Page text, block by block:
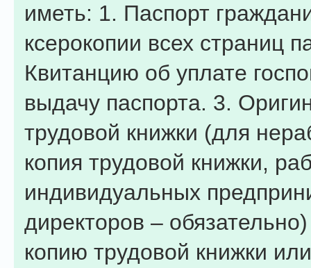
иметь: 1. Паспорт
ксерокопии всех страниц
Квитанцию об уплате
выдачу паспорта. 3.
трудовой книжки (для
копия трудовой книжки,
индивидуальных
директоров –
копию трудовой книжки